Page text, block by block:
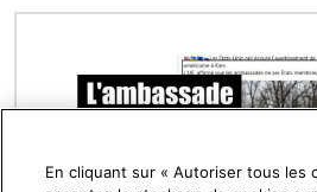
En cliquant sur « Autoriser tous les